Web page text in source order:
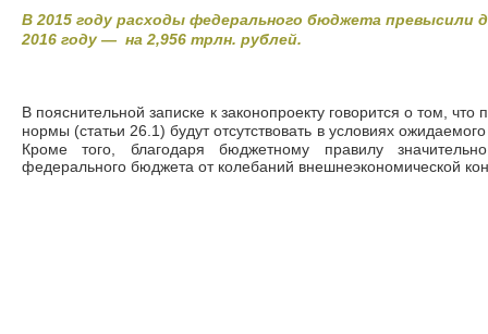
В 2015 году расходы федерального бюджета превысили
2016 году — на 2,956 трлн. рублей.
В пояснительной записке к законопроекту говорится о том,
нормы (статьи 26.1) будут отсутствовать в условиях
Кроме того, благодаря бюджетному правилу
федерального бюджета от колебаний внешнеэкономической